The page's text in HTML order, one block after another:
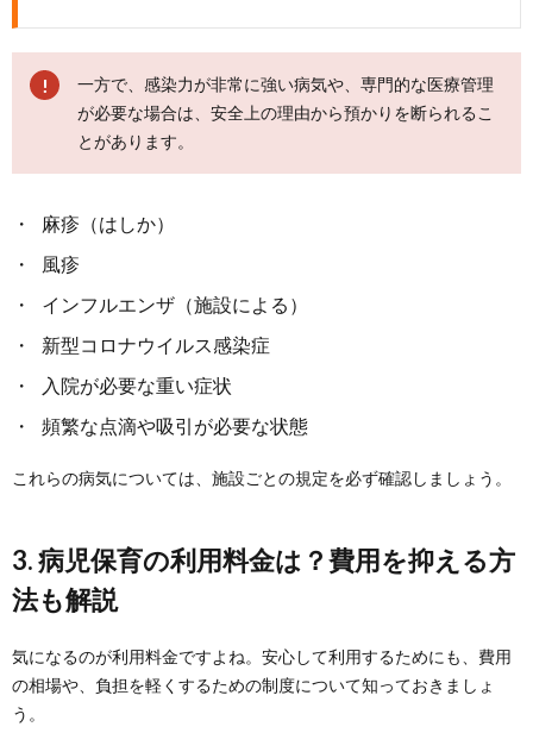
一方で、感染力が非常に強い病気や、専門的な医療管理
が必要な場合は、安全上の理由から預かりを断られるこ
とがあります。
麻疹（はしか）
風疹
インフルエンザ（施設による）
新型コロナウイルス感染症
入院が必要な重い症状
頻繁な点滴や吸引が必要な状態
これらの病気については、施設ごとの規定を必ず確認しましょう。
3. 病児保育の利用料金は？費用を抑える方
法も解説
気になるのが利用料金ですよね。安心して利用するためにも、費用
の相場や、負担を軽くするための制度について知っておきましょ
う。